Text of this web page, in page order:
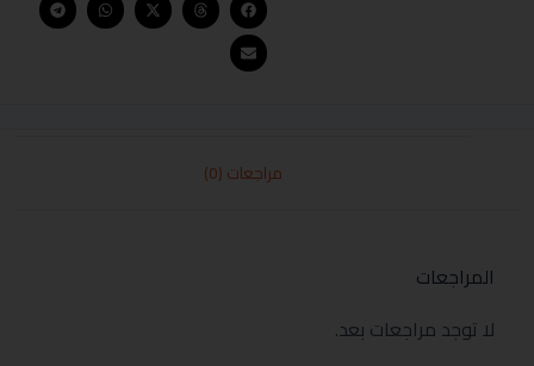
مراجعات (0)
المراجعات
لا توجد مراجعات بعد.